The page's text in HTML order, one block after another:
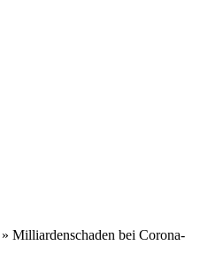
» Milliardenschaden bei Corona-